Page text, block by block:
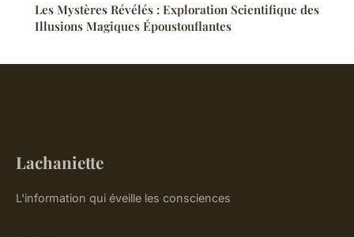
Les Mystères Révélés : Exploration Scientifique des
Illusions Magiques Époustouflantes
Lachaniette
L'information qui éveille les consciences